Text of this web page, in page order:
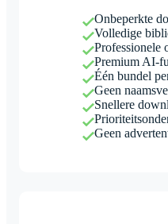
Onbeperkte
Volledige
Professionele
Premium AI-
Één bundel
Geen
Snellere
Geen